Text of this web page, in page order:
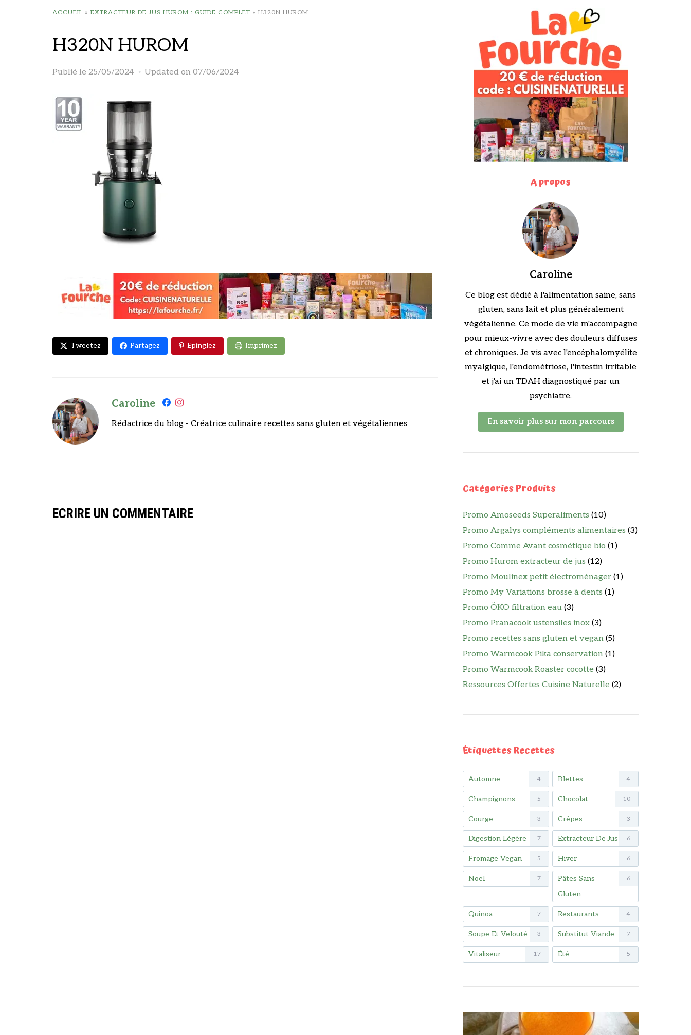
ACCUEIL » EXTRACTEUR DE JUS HUROM : GUIDE COMPLET » H320N HUROM
H320N HUROM
Publié le 25/05/2024 Updated on 07/06/2024
Tweetez Partagez Epinglez Imprimez
Caroline
Rédactrice du blog - Créatrice culinaire recettes sans gluten et végétaliennes
ECRIRE UN COMMENTAIRE
A propos
Caroline
Ce blog est dédié à l'alimentation saine, sans
gluten, sans lait et plus généralement
végétalienne. Ce mode de vie m'accompagne
pour mieux-vivre avec des douleurs diffuses
et chroniques. Je vis avec l'encéphalomyélite
myalgique, l'endométriose, l'intestin irritable
et j'ai un TDAH diagnostiqué par un
psychiatre.
En savoir plus sur mon parcours
Catégories Produits
Promo Amoseeds Superaliments (10)
Promo Argalys compléments alimentaires (3)
Promo Comme Avant cosmétique bio (1)
Promo Hurom extracteur de jus (12)
Promo Moulinex petit électroménager (1)
Promo My Variations brosse à dents (1)
Promo ÖKO filtration eau (3)
Promo Pranacook ustensiles inox (3)
Promo recettes sans gluten et vegan (5)
Promo Warmcook Pika conservation (1)
Promo Warmcook Roaster cocotte (3)
Ressources Offertes Cuisine Naturelle (2)
Étiquettes Recettes
Automne 4 Blettes 4
Champignons 5 Chocolat 10
Courge 3 Crêpes 3
Digestion Légère 7 Extracteur De Jus 6
Fromage Vegan 5 Hiver 6
Noël 7
Pâtes Sans
Gluten
6
Quinoa 7 Restaurants 4
Soupe Et Velouté 3 Substitut Viande 7
Vitaliseur 17 Été 5